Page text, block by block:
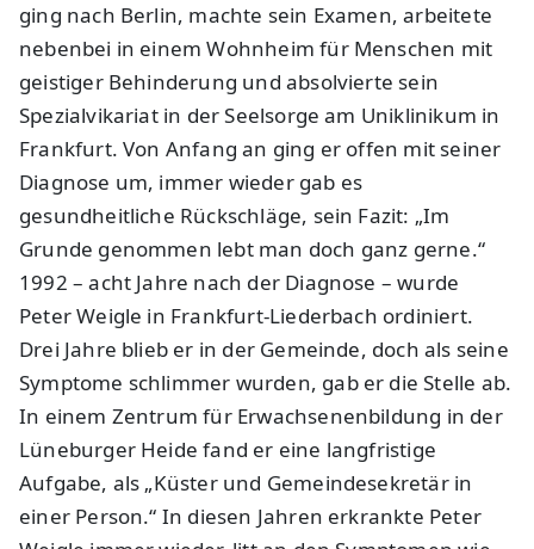
ging nach Berlin, machte sein Examen, arbeitete
nebenbei in einem Wohnheim für Menschen mit
geistiger Behinderung und absolvierte sein
Spezialvikariat in der Seelsorge am Uniklinikum in
Frankfurt. Von Anfang an ging er offen mit seiner
Diagnose um, immer wieder gab es
gesundheitliche Rückschläge, sein Fazit: „Im
Grunde genommen lebt man doch ganz gerne.“
1992 – acht Jahre nach der Diagnose – wurde
Peter Weigle in Frankfurt-Liederbach ordiniert.
Drei Jahre blieb er in der Gemeinde, doch als seine
Symptome schlimmer wurden, gab er die Stelle ab.
In einem Zentrum für Erwachsenenbildung in der
Lüneburger Heide fand er eine langfristige
Aufgabe, als „Küster und Gemeindesekretär in
einer Person.“ In diesen Jahren erkrankte Peter